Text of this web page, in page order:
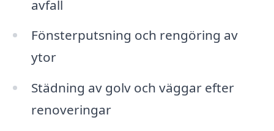
avfall
Fönsterputsning och rengöring av
ytor
Städning av golv och väggar efter
renoveringar